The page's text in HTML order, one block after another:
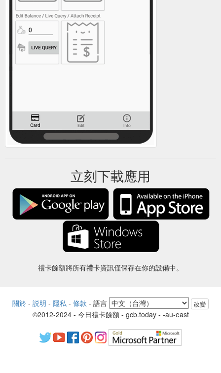
立刻下載應用
禮卡餘額將所有禮卡資訊僅保存在你的設備中。
關於 - 説明 - 隱私 - 條款 - 語言 改變
©2012-2024 - 今日禮卡餘額 - gcb.today - -au-east